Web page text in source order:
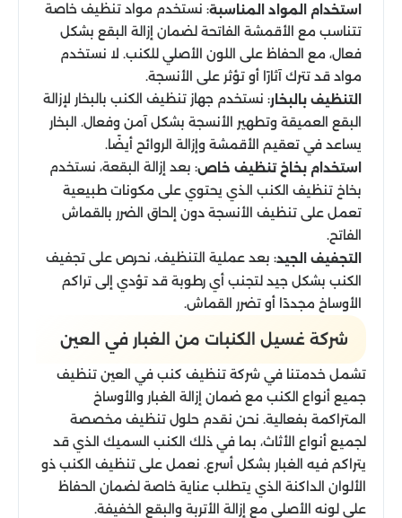
استخدام المواد المناسبة: نستخدم مواد تنظيف خاصة
تتناسب مع الأقمشة الفاتحة لضمان إزالة البقع بشكل
فعال، مع الحفاظ على اللون الأصلي للكنب. لا نستخدم
مواد قد تترك آثارًا أو تؤثر على الأنسجة.
التنظيف بالبخار: نستخدم جهاز تنظيف الكنب بالبخار لإزالة
البقع العميقة وتطهير الأنسجة بشكل آمن وفعال. البخار
يساعد في تعقيم الأقمشة وإزالة الروائح أيضًا.
استخدام بخاخ تنظيف خاص: بعد إزالة البقعة، نستخدم
بخاخ تنظيف الكنب الذي يحتوي على مكونات طبيعية
تعمل على تنظيف الأنسجة دون إلحاق الضرر بالقماش
الفاتح.
التجفيف الجيد: بعد عملية التنظيف، نحرص على تجفيف
الكنب بشكل جيد لتجنب أي رطوبة قد تؤدي إلى تراكم
الأوساخ مجددًا أو تضرر القماش.
شركة غسيل الكنبات من الغبار في العين
تشمل خدمتنا في شركة تنظيف كنب في العين تنظيف
جميع أنواع الكنب مع ضمان إزالة الغبار والأوساخ
المتراكمة بفعالية. نحن نقدم حلول تنظيف مخصصة
لجميع أنواع الأثاث، بما في ذلك الكنب السميك الذي قد
يتراكم فيه الغبار بشكل أسرع. نعمل على تنظيف الكنب ذو
الألوان الداكنة الذي يتطلب عناية خاصة لضمان الحفاظ
على لونه الأصلي مع إزالة الأتربة والبقع الخفيفة.